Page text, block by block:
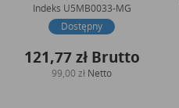
Indeks U5MB0033-MG
Dostępny
121,77 złBrutto
99,00 zł Netto